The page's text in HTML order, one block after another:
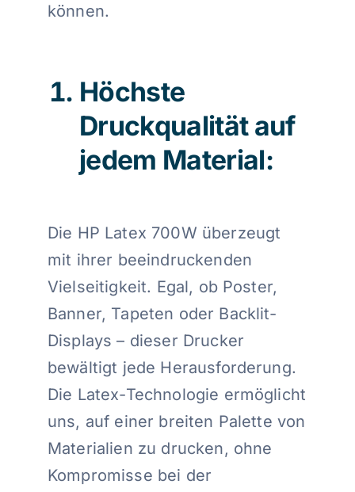
können.
Höchste
Druckqualität auf
jedem Material:
Die HP Latex 700W überzeugt
mit ihrer beeindruckenden
Vielseitigkeit. Egal, ob Poster,
Banner, Tapeten oder Backlit-
Displays – dieser Drucker
bewältigt jede Herausforderung.
Die Latex-Technologie ermöglicht
uns, auf einer breiten Palette von
Materialien zu drucken, ohne
Kompromisse bei der